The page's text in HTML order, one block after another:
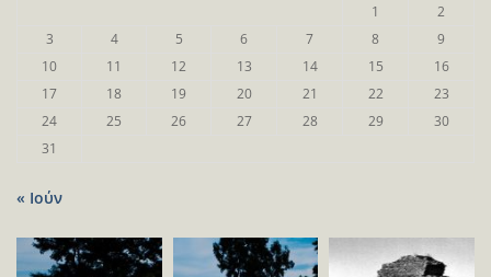
1
2
3
4 5 6 7 8
9
10
11 12 13 14 15
16
17
18 19 20 21 22
23
24
25 26 27 28 29
30
31
« Ιούν